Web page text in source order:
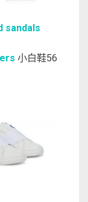
sandals
小白鞋56